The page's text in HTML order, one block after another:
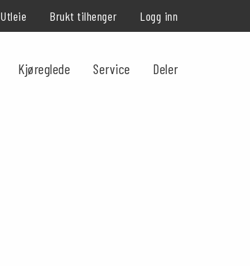
Utleie Brukt tilhenger Logg inn
Kjøreglede Service Deler